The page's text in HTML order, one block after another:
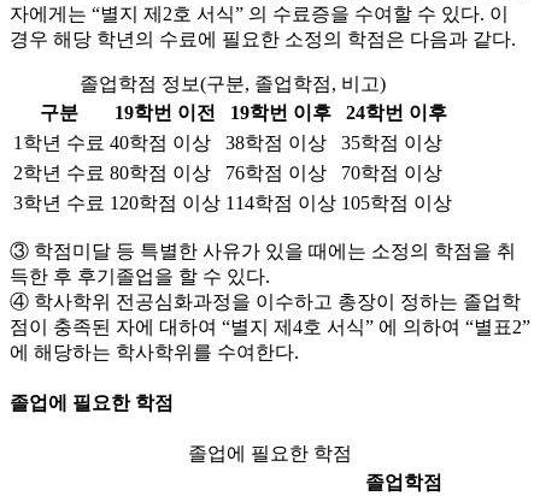
자에게는 “별지 제2호 서식” 의 수료증을 수여할 수 있다. 이
경우 해당 학년의 수료에 필요한 소정의 학점은 다음과 같다.
졸업학점 정보(구분, 졸업학점, 비고)
구분
19학번 이전 19학번 이후
24학번 이후
1학년 수료 40학점 이상 38학점 이상
35학점 이상
2학년 수료 80학점 이상 76학점 이상
70학점 이상
3학년 수료 120학점 이상 114학점 이상 105학점 이상
③ 학점미달 등 특별한 사유가 있을 때에는 소정의 학점을 취
득한 후 후기졸업을 할 수 있다.
④ 학사학위 전공심화과정을 이수하고 총장이 정하는 졸업학
점이 충족된 자에 대하여 “별지 제4호 서식” 에 의하여 “별표2”
에 해당하는 학사학위를 수여한다.
졸업에 필요한 학점
졸업에 필요한 학점
졸업학점